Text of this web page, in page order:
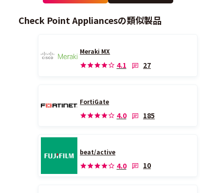
Check Point Appliancesの類似製品
Meraki MX
4.1 27
FortiGate
4.0 185
beat/active
4.0 10